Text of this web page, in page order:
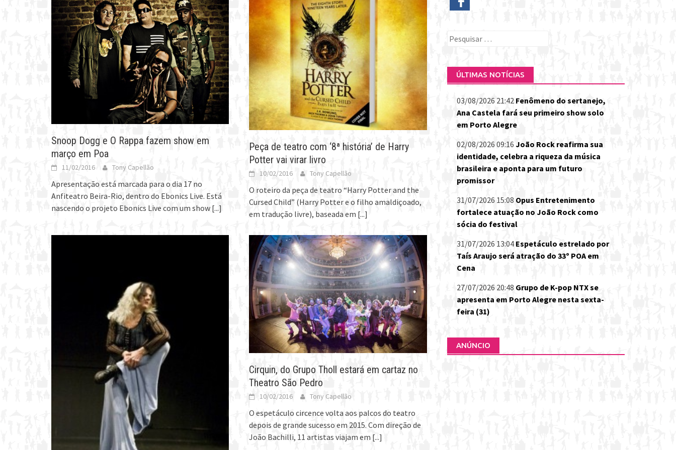
Snoop Dogg e O Rappa fazem show em
março em Poa
11/02/2016 Tony Capellão
Apresentação está marcada para o dia 17 no
Anfiteatro Beira-Rio, dentro do Ebonics Live. Está
nascendo o projeto Ebonics Live com um show [...]
Peça de teatro com ‘8ª história’ de Harry
Potter vai virar livro
10/02/2016 Tony Capellão
O roteiro da peça de teatro “Harry Potter and the
Cursed Child” (Harry Potter e o filho amaldiçoado,
em tradução livre), baseada em [...]
Cirquin, do Grupo Tholl estará em cartaz no
Theatro São Pedro
10/02/2016 Tony Capellão
O espetáculo circence volta aos palcos do teatro
depois de grande sucesso em 2015. Com direção de
João Bachilli, 11 artistas viajam em [...]
Pesquisar
ÚLTIMAS NOTÍCIAS
03/08/2026 21:42 Fenômeno do sertanejo,
Ana Castela fará seu primeiro show solo
em Porto Alegre
02/08/2026 09:16 João Rock reafirma sua
identidade, celebra a riqueza da música
brasileira e aponta para um futuro
promissor
31/07/2026 15:08 Opus Entretenimento
fortalece atuação no João Rock como
sócia do festival
31/07/2026 13:04 Espetáculo estrelado por
Taís Araujo será atração do 33º POA em
Cena
27/07/2026 20:48 Grupo de K-pop NTX se
apresenta em Porto Alegre nesta sexta-
feira (31)
ANÚNCIO